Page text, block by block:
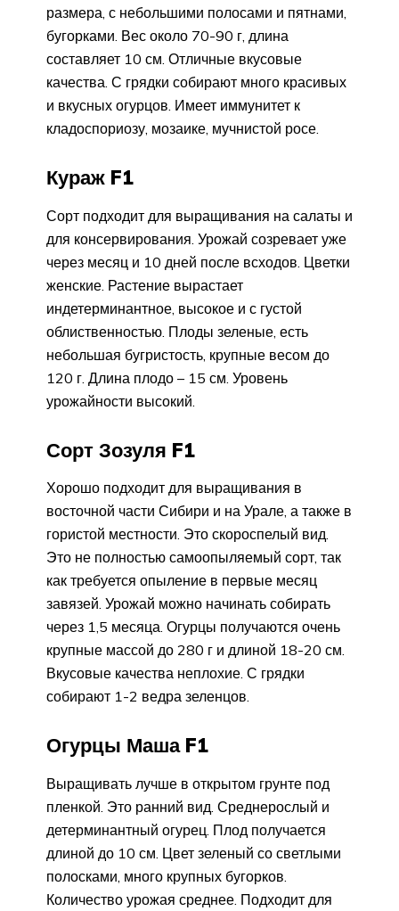
размера, с небольшими полосами и пятнами,
бугорками. Вес около 70-90 г, длина
составляет 10 см. Отличные вкусовые
качества. С грядки собирают много красивых
и вкусных огурцов. Имеет иммунитет к
кладоспориозу, мозаике, мучнистой росе.
Кураж F1
Сорт подходит для выращивания на салаты и
для консервирования. Урожай созревает уже
через месяц и 10 дней после всходов. Цветки
женские. Растение вырастает
индетерминантное, высокое и с густой
облиственностью. Плоды зеленые, есть
небольшая бугристость, крупные весом до
120 г. Длина плодо – 15 см. Уровень
урожайности высокий.
Сорт Зозуля F1
Хорошо подходит для выращивания в
восточной части Сибири и на Урале, а также в
гористой местности. Это скороспелый вид.
Это не полностью самоопыляемый сорт, так
как требуется опыление в первые месяц
завязей. Урожай можно начинать собирать
через 1,5 месяца. Огурцы получаются очень
крупные массой до 280 г и длиной 18-20 см.
Вкусовые качества неплохие. С грядки
собирают 1-2 ведра зеленцов.
Огурцы Маша F1
Выращивать лучше в открытом грунте под
пленкой. Это ранний вид. Среднерослый и
детерминантный огурец. Плод получается
длиной до 10 см. Цвет зеленый со светлыми
полосками, много крупных бугорков.
Количество урожая среднее. Подходит для